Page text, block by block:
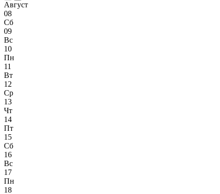
Август
08
Сб
09
Вс
10
Пн
11
Вт
12
Ср
13
Чт
14
Пт
15
Сб
16
Вс
17
Пн
18